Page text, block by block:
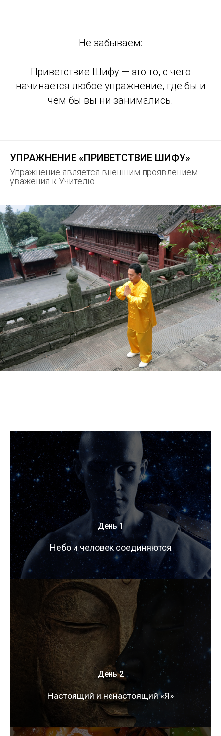
Не забываем:
Приветствие Шифу — это то, с чего
начинается любое упражнение, где бы и
чем бы вы ни занимались.
УПРАЖНЕНИЕ «ПРИВЕТСТВИЕ ШИФУ»
Упражнение является внешним проявлением
уважения к Учителю
День 1
Небо и человек соединяются
День 2
Настоящий и ненастоящий «Я»